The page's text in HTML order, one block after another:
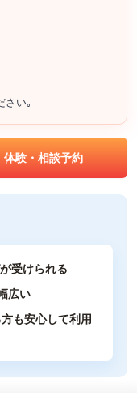
さい｡
体験・相談予約
受けられる
広い
も安心して利用